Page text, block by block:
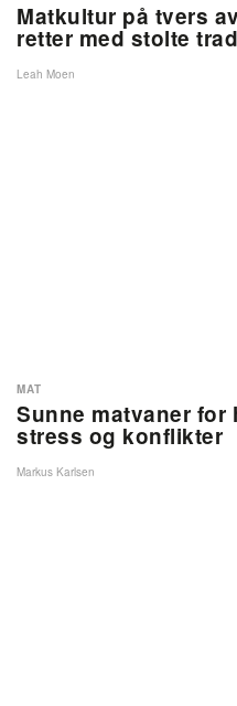
Matkultur på tvers
retter med stolte
Leah Moen
Sunne matvaner for
stress og konflikter
MAT
Markus Karlsen